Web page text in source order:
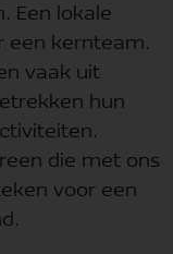
Een lokale
een kernteam.
vaak uit
hun
die met ons
voor een